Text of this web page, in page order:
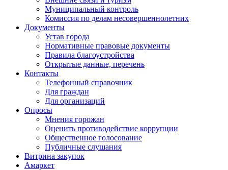
Муниципальный контроль
Комиссия по делам несовершеннолетних
Документы
Устав города
Нормативные правовые документы
Правила благоустройства
Открытые данные, перечень
Контакты
Телефонный справочник
Для граждан
Для организаций
Опросы
Мнения горожан
Оценить противодействие коррупции
Общественное голосование
Публичные слушания
Витрина закупок
Амаркет